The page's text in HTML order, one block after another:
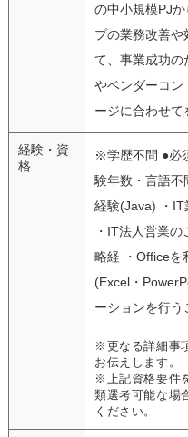
の中小規模PJ
プの業務改善や
て、事業成功の
やベンダーコン
ージに合わせて
経験・資
格
※学歴不問 ●必
験年数・言語不
経験(Java) ・IT
・IT法人営業
略経 ・Officeを
(Excel・
ーションを行う
※更なる詳細事
お伝えします。
※上記資格要件
類選考可能な場
ください。